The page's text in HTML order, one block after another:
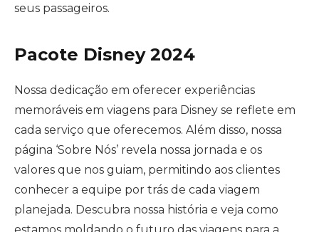
seus passageiros.
Pacote Disney 2024
Nossa dedicação em oferecer experiências
memoráveis em viagens para Disney se reflete em
cada serviço que oferecemos. Além disso, nossa
página ‘Sobre Nós’ revela nossa jornada e os
valores que nos guiam, permitindo aos clientes
conhecer a equipe por trás de cada viagem
planejada. Descubra nossa história e veja como
estamos moldando o futuro das viagens para a